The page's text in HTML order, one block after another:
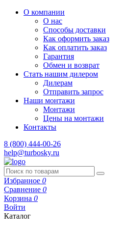
О компании
О нас
Способы доставки
Как оформить заказ
Как оплатить заказ
Гарантия
Обмен и возврат
Стать нашим дилером
Дилерам
Отправить запрос
Наши монтажи
Монтажи
Цены на монтажи
Контакты
8 (800) 444-00-26
help@turbosky.ru
Избранное 0
Сравнение 0
Корзина 0
Войти
Каталог